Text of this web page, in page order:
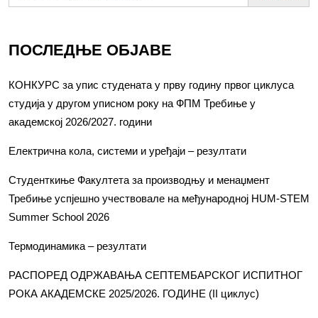
ПОСЛЕДЊЕ ОБЈАВЕ
КОНКУРС за упис студената у прву годину првог циклуса
студија у другом уписном року на ФПМ Требиње у
академској 2026/2027. години
Електрична кола, системи и уређаји – резултати
Студенткиње Факултета за производњу и менаџмент
Требиње успјешно учествовале на међународној HUM-STEM
Summer School 2026
Термодинамика – резултати
РАСПОРЕД ОДРЖАВАЊА СЕПТЕМБАРСКОГ ИСПИТНОГ
РОКА АКАДЕМСКЕ 2025/2026. ГОДИНЕ (II циклус)